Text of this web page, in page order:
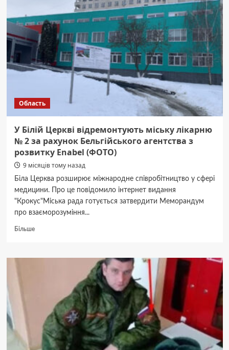
статус
отримали
три
історичні
(ФОТО)
Область
У Білій Церкві відремонтують міську лікарню
№ 2 за рахунок Бельгійського агентства з
розвитку Enabel (ФОТО)
9 місяців тому назад
Біла Церква розширює міжнародне співробітництво у сфері
медицини. Про це повідомило інтернет видання
"Крокус"Міська рада готується затвердити Меморандум
про взаєморозуміння...
БільшеДокладніше
Білій
рахунок
Бельгійського